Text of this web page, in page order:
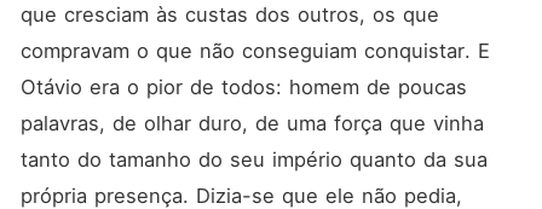
que cresciam às custas dos outros, os que
compravam o que não conseguiam conquistar. E
Otávio era o pior de todos: homem de poucas
palavras, de olhar duro, de uma força que vinha
tanto do tamanho do seu império quanto da sua
própria presença. Dizia-se que ele não pedia,